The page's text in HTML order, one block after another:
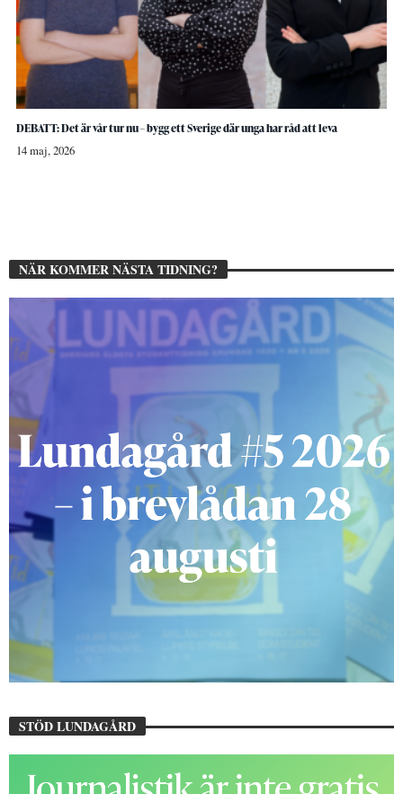
DEBATT: Det är vår tur nu – bygg ett Sverige där unga har råd att leva
14 maj, 2026
NÄR KOMMER NÄSTA TIDNING?
STÖD LUNDAGÅRD